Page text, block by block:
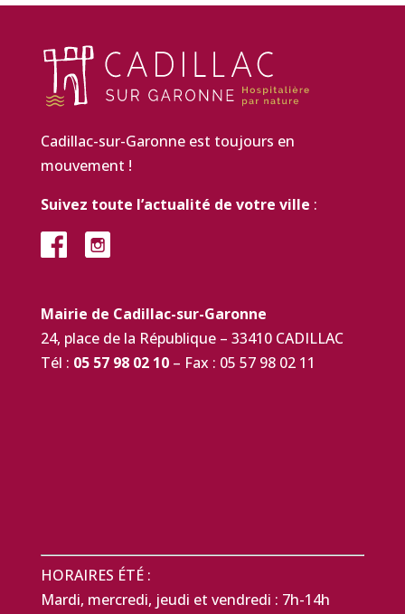
Cadillac-sur-Garonne est toujours en
mouvement !
Suivez toute l’actualité de votre ville :
Mairie de Cadillac-sur-Garonne
24, place de la République – 33410 CADILLAC
Tél : 05 57 98 02 10– Fax : 05 57 98 02 11
HORAIRES ÉTÉ :
Mardi, mercredi, jeudi et vendredi : 7h-14h